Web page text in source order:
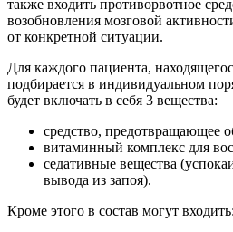
также входить противорвотное
возобновления мозговой
от конкретной ситуации.
Для каждого пациента,
подбирается в индивидуальном
будет включать в себя 3 вещества:
средство, предотвращающее
витаминный комплекс для
седативные вещества
вывода из запоя).
Кроме этого в состав могут входить: